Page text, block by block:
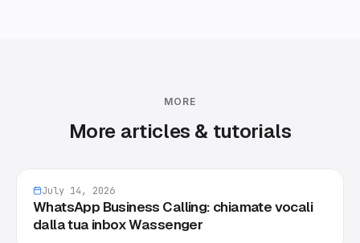
MORE
More articles & tutorials
July 14, 2026
WhatsApp Business Calling: chiamate vocali
dalla tua inbox Wassenger